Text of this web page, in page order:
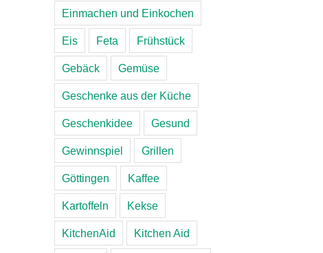
Einmachen und Einkochen
Eis Feta Frühstück
Gebäck Gemüse
Geschenke aus der Küche
Geschenkidee Gesund
Gewinnspiel Grillen
Göttingen Kaffee
Kartoffeln Kekse
KitchenAid Kitchen Aid